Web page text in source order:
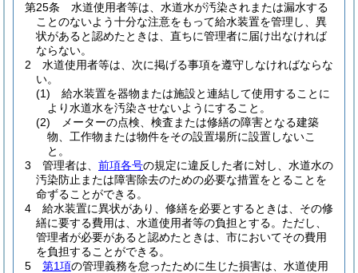
第25条
水道使用者等は、水道水が汚染されまたは漏水する
ことのないよう十分な注意をもって給水装置を管理し、異
状があると認めたときは、直ちに管理者に届け出なければ
ならない。
2
水道使用者等は、次に掲げる事項を遵守しなければならな
い。
(1)
給水装置を器物または施設と連結して使用することに
より水道水を汚染させないようにすること。
(2)
メーターの点検、検査または修繕の障害となる建築
物、工作物または物件をその設置場所に設置しないこ
と。
3
管理者は、 前項各号の規定に違反した者に対し、水道水の
汚染防止または障害除去のための必要な措置をとることを
命ずることができる。
4
給水装置に異状があり、修繕を必要とするときは、その修
繕に要する費用は、水道使用者等の負担とする。 ただし、
管理者が必要があると認めたときは、市においてその費用
を負担することができる。
5
第1項の管理義務を怠ったために生じた損害は、水道使用